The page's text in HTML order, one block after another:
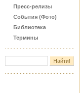
Пресс-релизы
События (Фото)
Библиотека
Термины